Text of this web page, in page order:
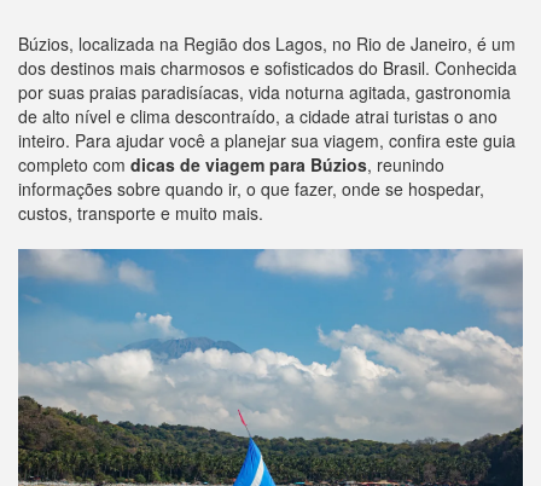
Búzios, localizada na Região dos Lagos, no Rio de Janeiro, é um
dos destinos mais charmosos e sofisticados do Brasil. Conhecida
por suas praias paradisíacas, vida noturna agitada, gastronomia
de alto nível e clima descontraído, a cidade atrai turistas o ano
inteiro. Para ajudar você a planejar sua viagem, confira este guia
completo com dicas de viagem para Búzios, reunindo
informações sobre quando ir, o que fazer, onde se hospedar,
custos, transporte e muito mais.